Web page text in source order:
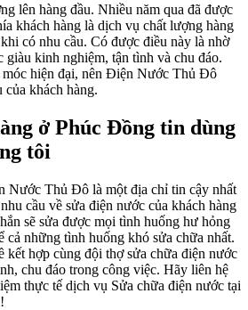
lên hàng đầu. Nhiều năm qua đã được
khách hàng là dịch vụ chất lượng hàng
có nhu cầu. Có được điều này là nhờ
giàu kinh nghiệm, tận tình và chu đáo.
hiện đại, nên Điện Nước Thủ Đô
khách hàng.
ở Phúc Đồng tin dùng
tôi
Nước Thủ Đô là một địa chỉ tin cậy nhất
cầu về sửa điện nước của khách hàng
sẽ sửa được mọi tình huống hư hỏng
cả những tình huống khó sửa chữa nhất.
kết hợp cùng đội thợ sửa chữa điện nước
chu đáo trong công việc. Hãy liên hệ
thực tế dịch vụ Sửa chữa điện nước tại